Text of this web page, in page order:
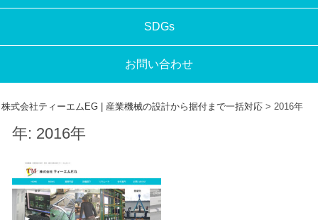
SDGs
お問い合わせ
株式会社ティーエムEG | 産業機械の設計から据付まで一括対応 >2016年
年: 2016年